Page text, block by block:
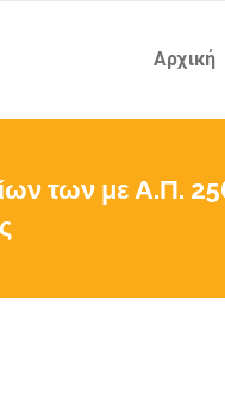
Αρχική
των με Α.Π.